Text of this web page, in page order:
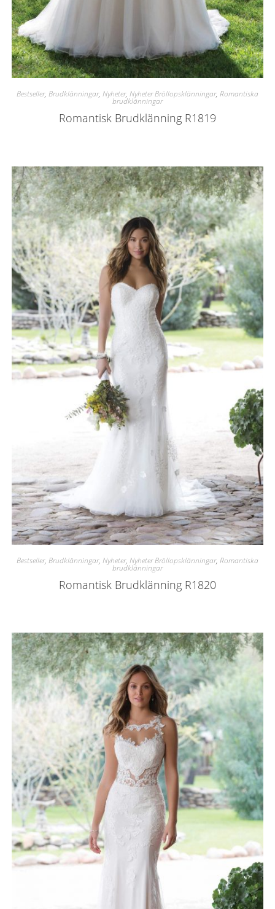
Bestseller, Brudklänningar, Nyheter, Nyheter Bröllopsklänningar, Romantiska
brudklänningar
Romantisk Brudklänning R1819
Bestseller, Brudklänningar, Nyheter, Nyheter Bröllopsklänningar, Romantiska
brudklänningar
Romantisk Brudklänning R1820